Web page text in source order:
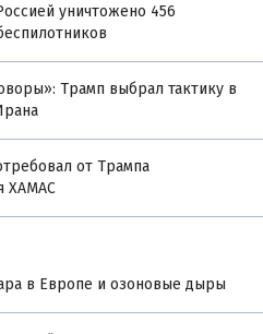
уничтожено 456
Трамп выбрал тактику в
от Трампа
ХАМАС
в Европе и озоновые дыры